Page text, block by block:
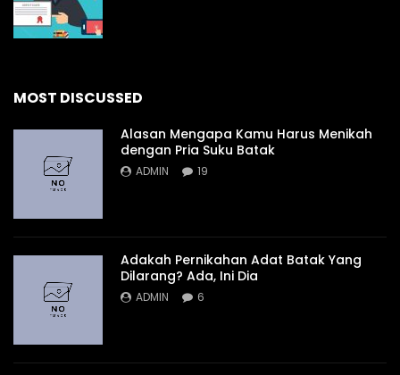
MOST DISCUSSED
Alasan Mengapa Kamu Harus Menikah
dengan Pria Suku Batak
ADMIN 19
Adakah Pernikahan Adat Batak Yang
Dilarang? Ada, Ini Dia
ADMIN 6